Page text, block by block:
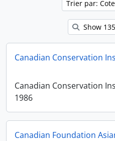
Trier par: Cote
Show
Canadian Conservation
Canadian Conservation
1986
Canadian Foundation